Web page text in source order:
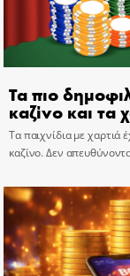
Τα πιο
καζίνο και τα
Τα παιχνίδια με χαρτιά
καζίνο. Δεν